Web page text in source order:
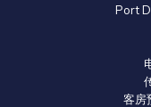
Port
客房